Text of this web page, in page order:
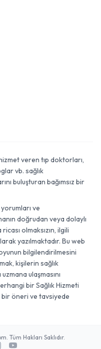
veren tıp doktorları,
vb. sağlık
buluşturan bağımsız bir
ve
doğrudan veya dolaylı
olmaksızın, ilgili
yazılmaktadır. Bu web
bilgilendirilmesini
kişilerin sağlık
ulaşmasını
bir Sağlık Hizmeti
bir öneri ve tavsiyede
Hakları Saklıdır.